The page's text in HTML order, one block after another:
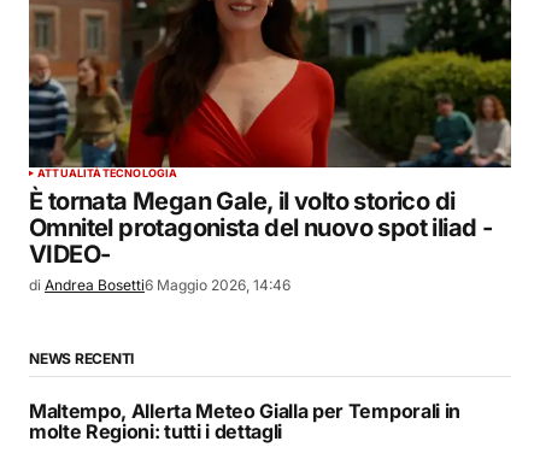
ATTUALITÀTECNOLOGIA
È tornata Megan Gale, il volto storico di
Omnitel protagonista del nuovo spot iliad -
VIDEO-
di Andrea Bosetti6 Maggio 2026, 14:46
NEWS RECENTI
Maltempo, Allerta Meteo Gialla per Temporali in
molte Regioni: tutti i dettagli